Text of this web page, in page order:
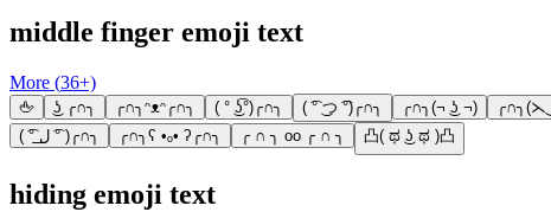
middle finger emoji text
More (36+)
🖕 ͜ʖ ╭∩╮ ╭∩╮ᵔᴥᵔ╭∩╮ ( ° ͜ʖ͡°)╭∩╮ ( ͡° ͜つ ͡°)╭∩╮ ╭∩╮(¬ ͜ʖ ¬)
( ͡° ل͟ ͡° )╭∩╮
╭∩╮ʕ •ₒ• ʔ╭∩╮ ╭ ∩ ╮ oo ╭ ∩ ╮ 凸( ಥ ͜ʖ ಥ )凸
hiding emoji text